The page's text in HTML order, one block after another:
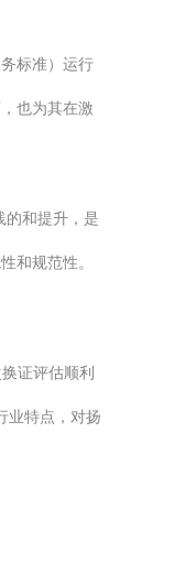
标准）运行
也为其在激
的和提升，是
和规范性。
证评估顺利
业特点，对扬